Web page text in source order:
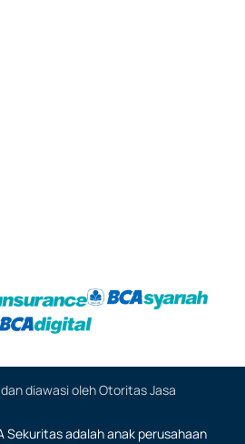
diawasi oleh Otoritas Jasa
Sekuritas adalah anak perusahaan